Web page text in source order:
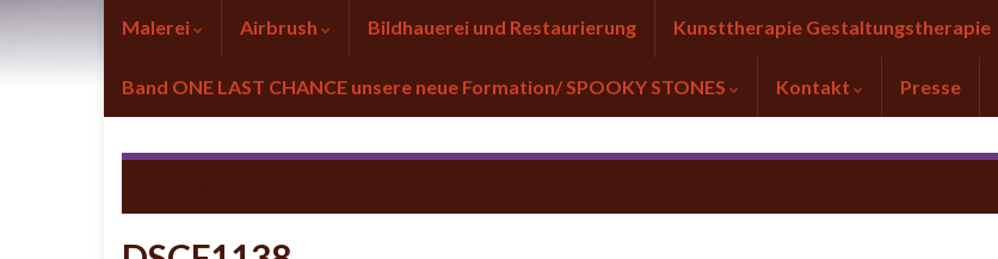
Malerei Airbrush Bildhauerei und Restaurierung Kunsttherapie Gestaltungstherapie
Band ONE LAST CHANCE unsere neue Formation/ SPOOKY STONES Kontakt Presse